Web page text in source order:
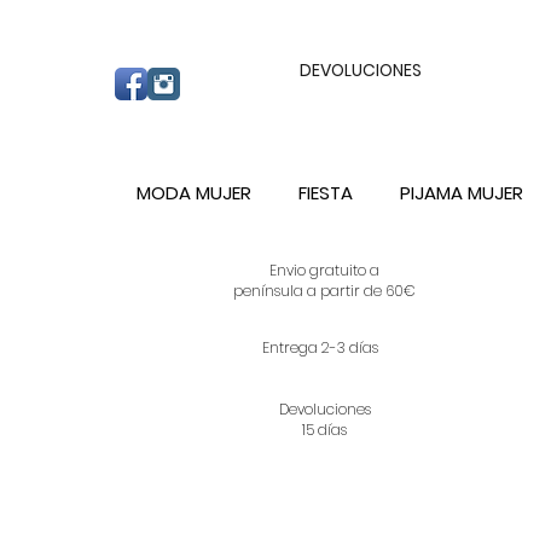
DEVOLUCIONES
MODA MUJER FIESTA PIJAMA MUJER
Envio gratuito a
península a partir de 60€
Entrega 2-3 días
Devoluciones
15 días